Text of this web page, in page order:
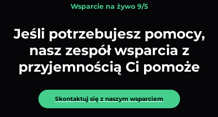
Wsparcie na żywo 9/5
Jeśli potrzebujesz pomocy,
nasz zespół wsparcia z
przyjemnością Ci pomoże
Skontaktuj się z naszym wsparciem